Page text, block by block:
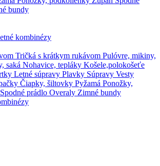
bundy
kombinézy
Tričká s krátkym rukávom Pulóvre, mikiny,
saká Nohavice, tepláky Košele,polokošeťe
Letné súpravy Plavky Súpravy Vesty
Čiapky, šiltovky Pyžamá Ponožky,
Spodné prádlo Overaly Zimné bundy